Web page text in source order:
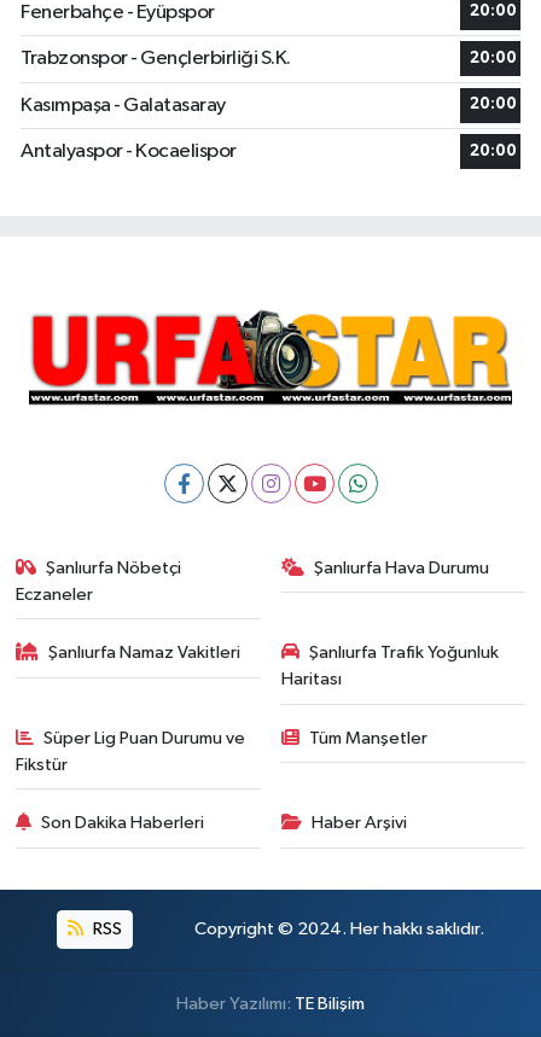
Fenerbahçe - Eyüpspor 20:00
Trabzonspor - Gençlerbirliği S.K. 20:00
Kasımpaşa - Galatasaray 20:00
Antalyaspor - Kocaelispor 20:00
Şanlıurfa Nöbetçi
Eczaneler
Şanlıurfa Hava Durumu
Şanlıurfa Namaz Vakitleri
Şanlıurfa Trafik Yoğunluk
Haritası
Süper Lig Puan Durumu ve
Fikstür
Tüm Manşetler
Son Dakika Haberleri Haber Arşivi
RSS Copyright © 2024. Her hakkı saklıdır.
Haber Yazılımı: TE Bilişim